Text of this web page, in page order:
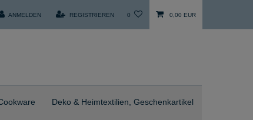
ANMELDEN REGISTRIEREN 0 0,00 EUR
Deko & Heimtextilien, Geschenkartikel